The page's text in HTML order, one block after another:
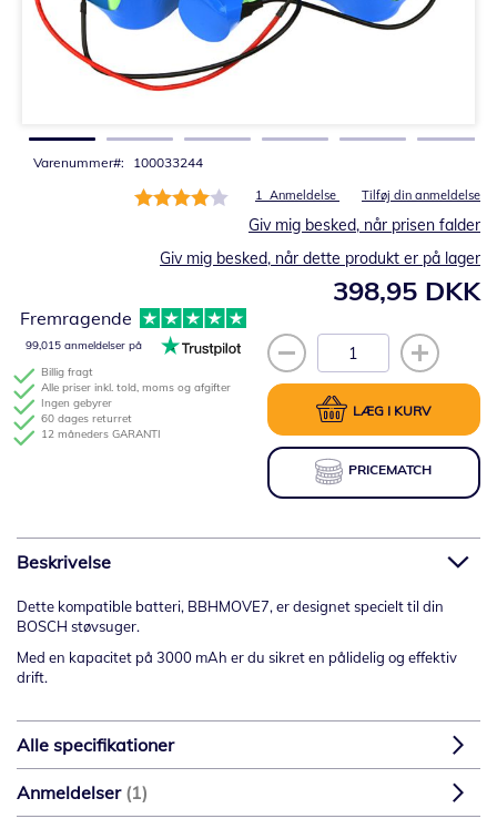
Varenummer 100033244
Bedømmelse:
1 Anmeldelse Tilføj din anmeldelse
398,95 DKK
Giv mig besked, når prisen falder
Giv mig besked, når dette produkt er på lager
LÆG I KURV
PRICEMATCH
Billig fragt
Alle priser inkl. told, moms og afgifter
Ingen gebyrer
60 dages returret
12 måneders GARANTI
Fremragende
99,015 anmeldelser på
billedgalleriet
Beskrivelse
Dette kompatible batteri, BBHMOVE7, er designet specielt til din
BOSCH støvsuger.
Med en kapacitet på 3000 mAh er du sikret en pålidelig og effektiv
drift.
Alle specifikationer
Anmeldelser 1